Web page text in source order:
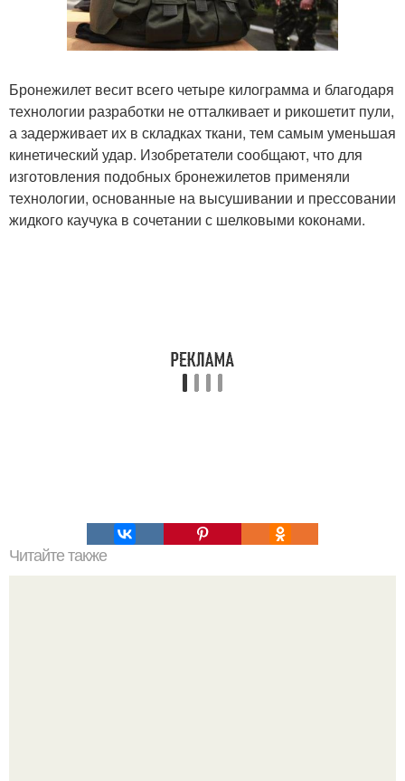
Бронежилет весит всего четыре килограмма и благодаря
технологии разработки не отталкивает и рикошетит пули,
а задерживает их в складках ткани, тем самым уменьшая
кинетический удар. Изобретатели сообщают, что для
изготовления подобных бронежилетов применяли
технологии, основанные на высушивании и прессовании
жидкого каучука в сочетании с шелковыми коконами.
Читайте также